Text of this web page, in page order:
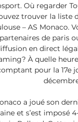
Où regarder
trouver la liste
– AS Monaco.
de paris
en direct
À quelle
pour la 17e
a joué son
et s’est imposé